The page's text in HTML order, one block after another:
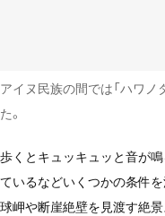
アイヌ民族の間では「ハワノ
た。
歩くとキュッキュッと音が
ているなどいくつかの条件
球岬や断崖絶壁を見渡す絶